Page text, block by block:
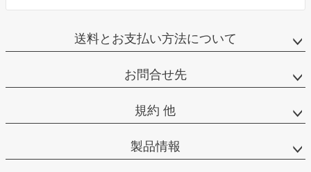
送料とお支払い方法について
お問合せ先
規約 他
製品情報